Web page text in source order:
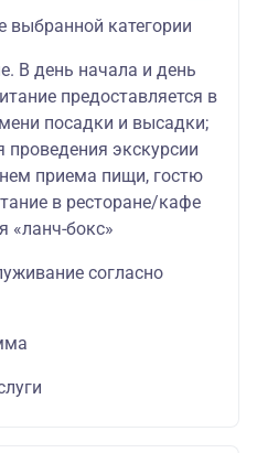
выбранной категории
В день начала и день
предоставляется в
посадки и высадки;
проведения экскурсии
приема пищи, гостю
в ресторане/кафе
«ланч-бокс»
согласно